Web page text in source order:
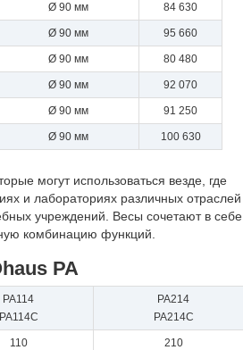
Ø 90 мм 84 630
Ø 90 мм 95 660
Ø 90 мм 80 480
Ø 90 мм 92 070
Ø 90 мм 91 250
Ø 90 мм 100 630
могут использоваться везде, где
и лабораториях различных отраслей
учреждений. Весы сочетают в себе
комбинацию функций.
PA
PA114
PA114C
PA214
PA214C
110 210